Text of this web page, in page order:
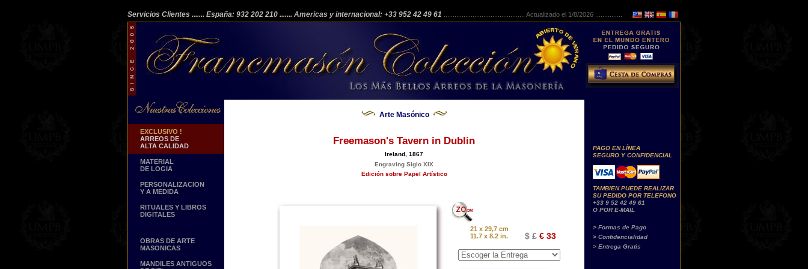
Servicios Clientes ....... España: 932 202 210 ....... Americas y internacional: +33 952 42 49 61 Actualizado el 1/8/2026 ...............
EXCLUSIVO !
ARREOS DE
ALTA CALIDAD
MATERIAL
DE LOGIA
PERSONALIZACION
Y A MEDIDA
RITUALES Y LIBROS
DIGITALES
OBRAS DE ARTE
MASONICAS
MANDILES ANTIGUOS
Arte Masónico
Freemason's Tavern in Dublin
Ireland, 1867
Engraving Siglo XIX
Edición sobre Papel Artístico
21 x 29,7 cm
11.7 x 8.2 in.
$ £ € 33
PAGO EN LÍNEA
SEGURO Y CONFIDENCIAL
TAMBIEN PUEDE REALIZAR
SU PEDIDO POR TELEFONO
+33 9 52 42 49 61
O POR E-MAIL
> Formas de Pago
> Confidencialidad
> Entrega Gratis